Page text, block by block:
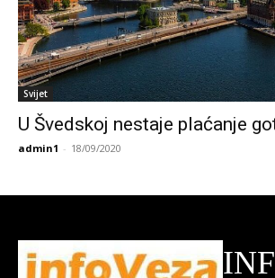
Svijet
U Švedskoj nestaje plaćanje
admin1 - 18/09/2020